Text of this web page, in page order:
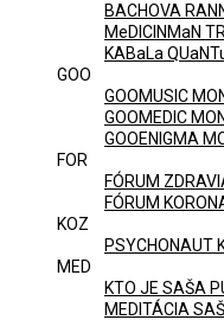
BACHOVA
MeDICINMaN
KABaLa
GOO
GOOMUSIC
GOOMEDIC
GOOENIGMA
FOR
FÓRUM
FÓRUM
KOZ
PSYCHONAUT
MED
KTO JE SAŠA
MEDITÁCIA